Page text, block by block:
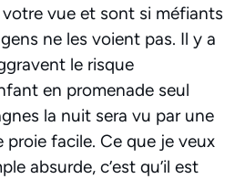
vue et sont si méfiants
ne les voient pas. Il y a
le risque
en promenade seul
la nuit sera vu par une
proie facile. Ce que je veux
absurde, c’est qu’il est